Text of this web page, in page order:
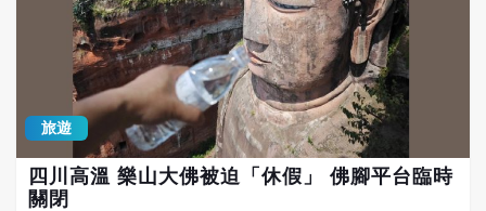
旅遊
四川高溫 樂山大佛被迫「休假」 佛腳平台臨時
關閉